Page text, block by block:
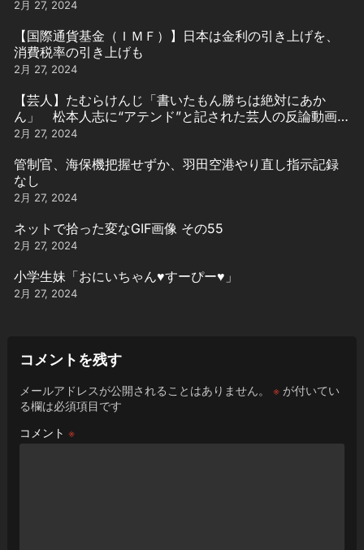
2月 27, 2024
【国際通貨基金（ＩＭＦ）】日本は金利の引き上げを、
消費税率の引き上げも
2月 27, 2024
【芸人】たむらけんじ「書いたもん勝ちは絶対にあか
ん」 松本人志に“アテンド”と記された芸人の反論動画引
用
2月 27, 2024
管制官、海保機把握せずか、羽田空港やり直し指示記録
なし
2月 27, 2024
ネットで拾った変なGIF画像 その55
2月 27, 2024
小学生妹「おにいちゃん♥️すーぴー♥️」
2月 27, 2024
コメントを残す
メールアドレスが公開されることはありません。 ※が付いてい
る欄は必須項目です
コメント ※